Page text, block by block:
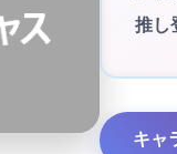
推し
キャ